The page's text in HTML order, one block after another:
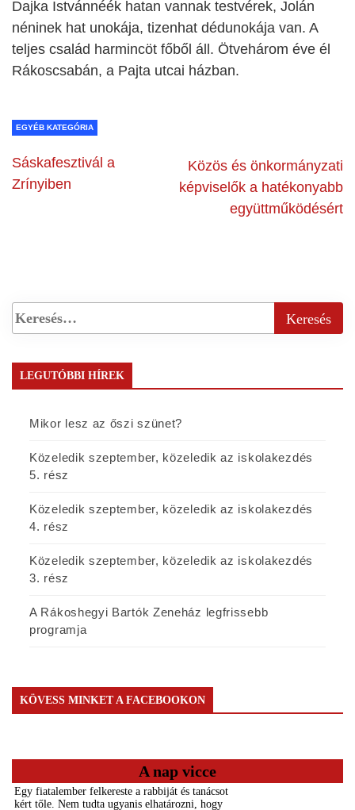
Dajka Istvánnéék hatan vannak testvérek, Jolán
néninek hat unokája, tizenhat dédunokája van. A
teljes család harmincöt főből áll. Ötvehárom éve él
Rákoscsabán, a Pajta utcai házban.
EGYÉB KATEGÓRIA
Sáskafesztivál a
Zrínyiben
Közös és önkormányzati
képviselők a hatékonyabb
együttműködésért
LEGUTÓBBI HÍREK
Mikor lesz az őszi szünet?
Közeledik szeptember, közeledik az iskolakezdés
5. rész
Közeledik szeptember, közeledik az iskolakezdés
4. rész
Közeledik szeptember, közeledik az iskolakezdés
3. rész
A Rákoshegyi Bartók Zeneház legfrissebb
programja
KÖVESS MINKET A FACEBOOKON
A nap vicce